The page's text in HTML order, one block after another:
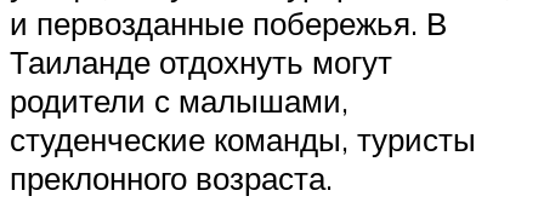
и первозданные побережья. В
Таиланде отдохнуть могут
родители с малышами,
студенческие команды, туристы
преклонного возраста.